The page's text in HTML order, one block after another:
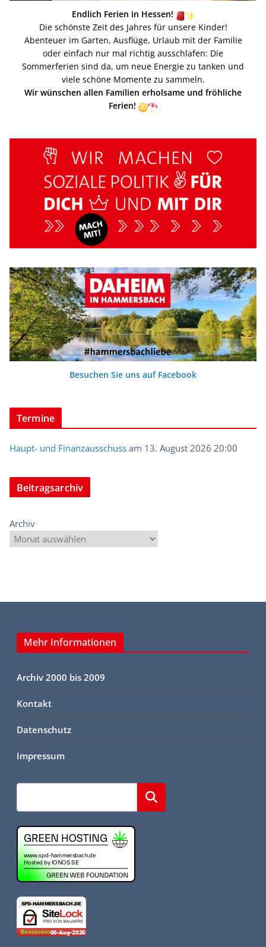
Endlich Ferien in Hessen!
Die schönste Zeit des Jahres für unsere Kinder!
Abenteuer im Garten, Ausflüge, Urlaub mit der Familie
oder einfach nur mal richtig ausschlafen: Die
Sommerferien sind da, um neue Energie zu tanken und
viele schöne Momente zu sammeln.
Wir wünschen allen Familien erholsame und fröhliche
Ferien!
Besuchen Sie uns auf Facebook
Termine
Haupt- und Finanzausschuss am 13. August 2026 20:00
Beitragsarchiv
Archiv
Mehr Informationen
Archiv 2000 bis 2009
Kontakt
Datenschutz
Impressum
Suchen